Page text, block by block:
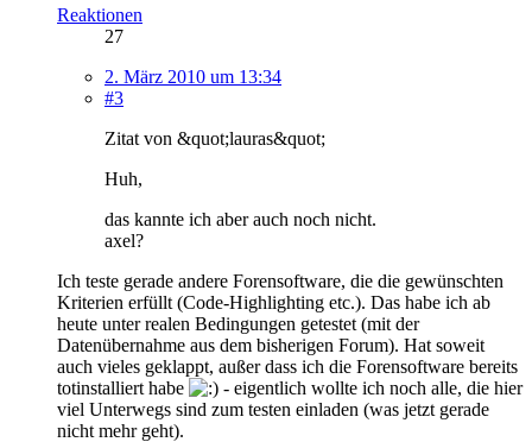
Reaktionen
27
2. März 2010 um 13:34
#3
Zitat von &quot;lauras&quot;
Huh,
das kannte ich aber auch noch nicht.
axel?
Ich teste gerade andere Forensoftware, die die gewünschten
Kriterien erfüllt (Code-Highlighting etc.). Das habe ich ab
heute unter realen Bedingungen getestet (mit der
Datenübernahme aus dem bisherigen Forum). Hat soweit
auch vieles geklappt, außer dass ich die Forensoftware bereits
totinstalliert habe
- eigentlich wollte ich noch alle, die hier
viel Unterwegs sind zum testen einladen (was jetzt gerade
nicht mehr geht).